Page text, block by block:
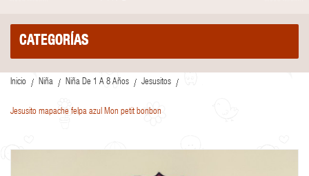
CATEGORÍAS
Inicio Niña Niña De 1 A 8 Años Jesusitos
Jesusito mapache felpa azul Mon petit bonbon